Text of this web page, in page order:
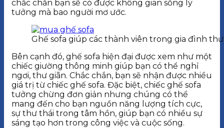
chắc chắn bạn sẽ có được không gian sống lý
tưởng mà bao người mơ ước.
Ghế sofa giúp các thành viên trong gia đình
Bên cạnh đó, ghế sofa hiện đại được xem như một
chiếc giường thông minh giúp bạn có thể nghỉ
ngơi, thư giãn. Chắc chắn, bạn sẽ nhận được nhiều
giá trị từ chiếc ghế sofa. Đặc biệt, chiếc ghế sofa
tưởng chừng đơn giản nhưng chúng có thể
mang đến cho bạn nguồn năng lượng tích cực,
sự thư thái trong tâm hồn, giúp bạn có nhiều sự
sáng tạo hơn trong công việc và cuộc sống.